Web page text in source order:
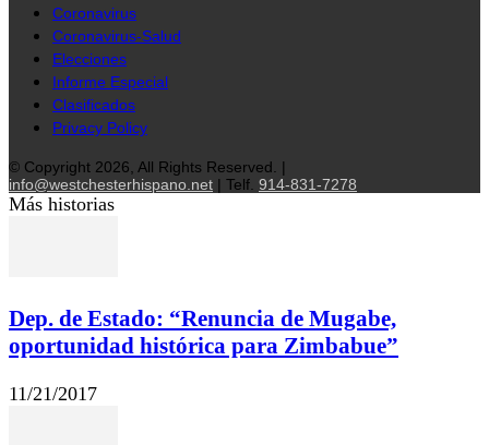
Coronavirus
Coronavirus-Salud
Elecciones
Informe Especial
Clasificados
Privacy Policy
© Copyright 2026, All Rights Reserved. |
info@westchesterhispano.net | Telf. 914-831-7278
Más historias
Dep. de Estado: “Renuncia de Mugabe,
oportunidad histórica para Zimbabue”
11/21/2017